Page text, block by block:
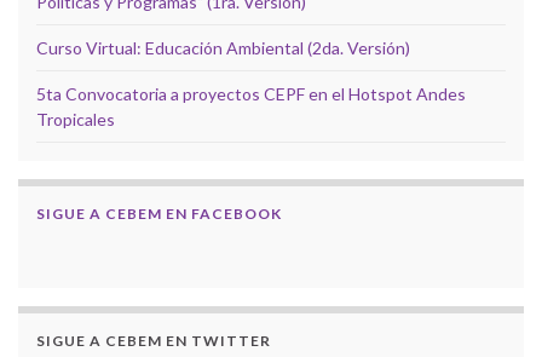
Curso Virtual: Educación Ambiental (2da. Versión)
5ta Convocatoria a proyectos CEPF en el Hotspot Andes
Tropicales
SIGUE A CEBEM EN FACEBOOK
SIGUE A CEBEM EN TWITTER